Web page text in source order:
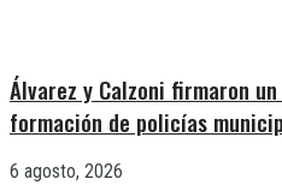
Álvarez y Calzoni firmaron
formación de policías
6 agosto, 2026